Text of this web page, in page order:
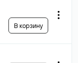
В корзину